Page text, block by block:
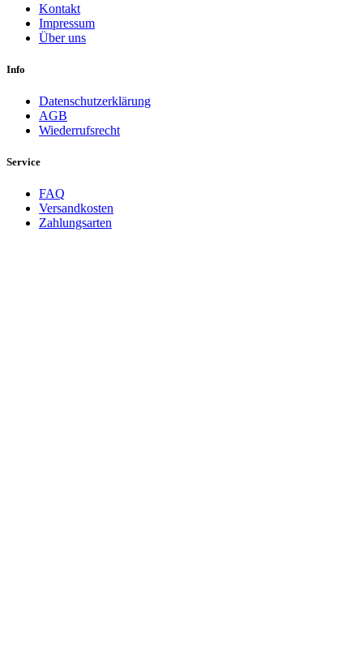
Kontakt
Impressum
Über uns
Info
Datenschutzerklärung
AGB
Wiederrufsrecht
Service
FAQ
Versandkosten
Zahlungsarten